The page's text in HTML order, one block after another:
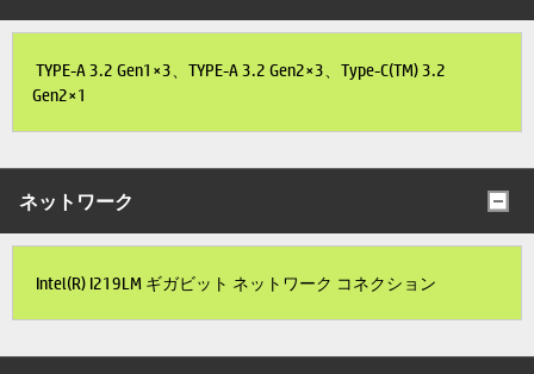
TYPE-A 3.2 Gen1×3、TYPE-A 3.2 Gen2×3、Type-C(TM) 3.2
Gen2×1
ネットワーク
Intel(R) I219LM ギガビット ネットワーク コネクション